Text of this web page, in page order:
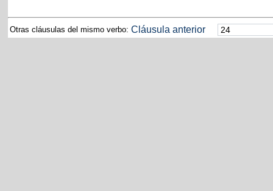
Otras cláusulas del mismo verbo: Cláusula anterior